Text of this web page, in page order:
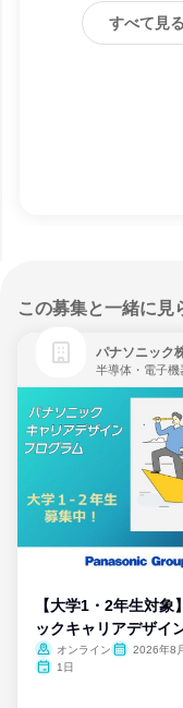
すべて見る
この募集と一緒に見
パナソニック
半導体・電子機
【大学1・2年生対象
ックキャリアデザイ
ム
オンライン
2026年8
1日